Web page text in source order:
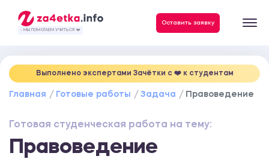
- МЫ ПОМОГАЕМ УЧИТЬСЯ ❤️
Оставить заявку
Выполнено экспертами Зачётки c ❤️ к студентам
Главная Готовые работы Задача Правоведение
Готовая студенческая работа на тему:
Правоведение